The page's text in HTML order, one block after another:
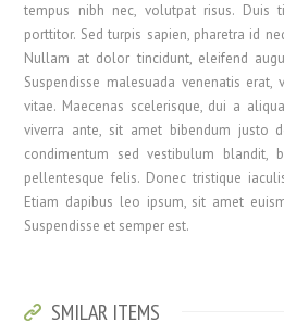
tempus nibh nec, volutpat risus. Duis
porttitor. Sed turpis sapien, pharetra id
Nullam at dolor tincidunt, eleifend
Suspendisse malesuada venenatis
vitae. Maecenas scelerisque, dui a
viverra ante, sit amet bibendum justo
condimentum sed vestibulum blandit,
pellentesque felis. Donec tristique
Etiam dapibus leo ipsum, sit amet
Suspendisse et semper est.
SMILAR ITEMS